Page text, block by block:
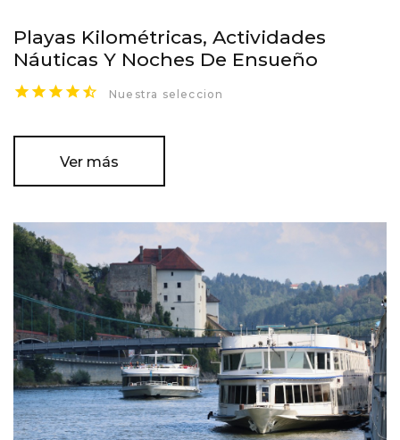
Playas Kilométricas, Actividades
Náuticas Y Noches De Ensueño
Nuestra seleccion
Ver más